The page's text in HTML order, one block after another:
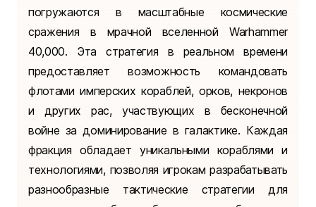
погружаются в масштабные космические
сражения в мрачной вселенной Warhammer
40,000. Эта стратегия в реальном времени
предоставляет возможность командовать
флотами имперских кораблей, орков, некронов
и других рас, участвующих в бесконечной
войне за доминирование в галактике. Каждая
фракция обладает уникальными кораблями и
технологиями, позволяя игрокам разрабатывать
разнообразные тактические стратегии для